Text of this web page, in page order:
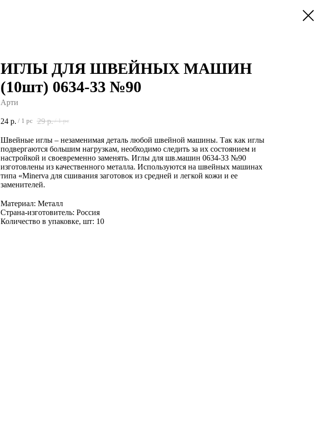
ИГЛЫ ДЛЯ ШВЕЙНЫХ МАШИН
(10шт) 0634-33 №90
Арти
24 р. / 1 pc 29 р. / 1 pc
Швейные иглы – незаменимая деталь любой швейной машины. Так как иглы
подвергаются большим нагрузкам, необходимо следить за их состоянием и
настройкой и своевременно заменять. Иглы для шв.машин 0634-33 №90
изготовлены из качественного металла. Используются на швейных машинах
типа «Minerva для сшивания заготовок из средней и легкой кожи и ее
заменителей.
Материал: Металл
Страна-изготовитель: Россия
Количество в упаковке, шт: 10